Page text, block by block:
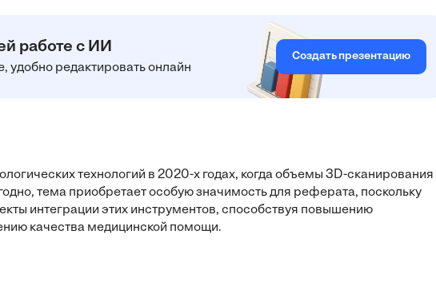
работе с ИИ
удобно редактировать онлайн
Создать презентацию
технологий в 2020-х годах, когда объемы 3D-сканирования
тема приобретает особую значимость для реферата, поскольку
интеграции этих инструментов, способствуя повышению
качества медицинской помощи.